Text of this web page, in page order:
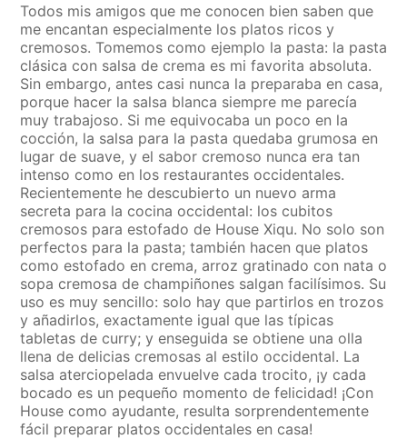
Todos mis amigos que me conocen bien saben que
me encantan especialmente los platos ricos y
cremosos. Tomemos como ejemplo la pasta: la pasta
clásica con salsa de crema es mi favorita absoluta.
Sin embargo, antes casi nunca la preparaba en casa,
porque hacer la salsa blanca siempre me parecía
muy trabajoso. Si me equivocaba un poco en la
cocción, la salsa para la pasta quedaba grumosa en
lugar de suave, y el sabor cremoso nunca era tan
intenso como en los restaurantes occidentales.
Recientemente he descubierto un nuevo arma
secreta para la cocina occidental: los cubitos
cremosos para estofado de House Xiqu. No solo son
perfectos para la pasta; también hacen que platos
como estofado en crema, arroz gratinado con nata o
sopa cremosa de champiñones salgan facilísimos. Su
uso es muy sencillo: solo hay que partirlos en trozos
y añadirlos, exactamente igual que las típicas
tabletas de curry; y enseguida se obtiene una olla
llena de delicias cremosas al estilo occidental. La
salsa aterciopelada envuelve cada trocito, ¡y cada
bocado es un pequeño momento de felicidad! ¡Con
House como ayudante, resulta sorprendentemente
fácil preparar platos occidentales en casa!